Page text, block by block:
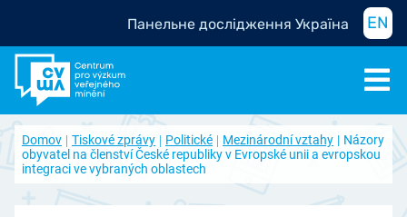
Панельне дослідження Україна EN
Domov Tiskové zprávy Politické Mezinárodní vztahy
Názory
obyvatel na členství České republiky v Evropské unii a evropskou
integraci ve vybraných oblastech